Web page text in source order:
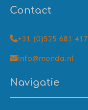
Contact
+31 (0)525 681 417
info@monda.nl
Navigatie